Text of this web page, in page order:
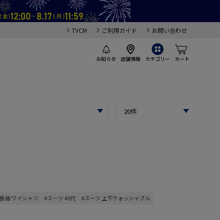
TVCM ご利用ガイド お問い合わせ
お知らせ 店舗情報 カテゴリー カート
袖 ワイシャツ #スーツ 40代 #スーツ 上下ウォッシャブル